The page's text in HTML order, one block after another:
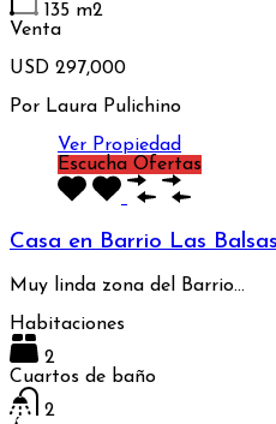
135 m2
Venta
USD 297,000
Por Laura Pulichino
Ver Propiedad
Escucha Ofertas
Casa en Barrio Las
Muy linda zona del Barrio…
Habitaciones
2
Cuartos de baño
2